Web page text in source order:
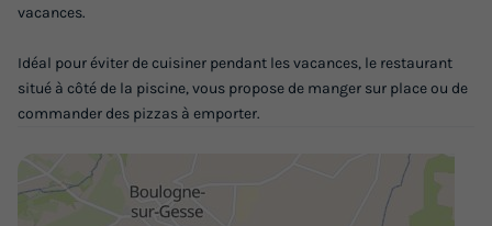
vacances.
Idéal pour éviter de cuisiner pendant les vacances, le restaurant
situé à côté de la piscine, vous propose de manger sur place ou de
commander des pizzas à emporter.